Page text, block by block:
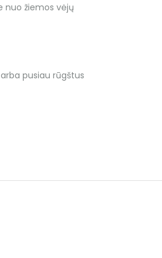
nuo žiemos vėjų
pusiau rūgštus